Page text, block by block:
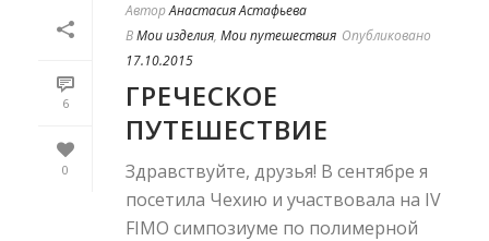
6
0
АвторАнастасия Астафьева
ВМои изделия, Мои путешествия Опубликовано
17.10.2015
ГРЕЧЕСКОЕ
ПУТЕШЕСТВИЕ
Здравствуйте, друзья! В сентябре я
посетила Чехию и участвовала на IV
FIMO симпозиуме по полимерной